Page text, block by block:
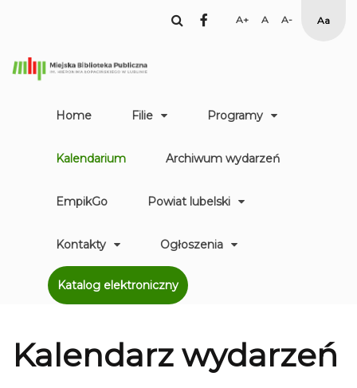
facebook
Set Set
Smaller
High
Home Filie Programy
Kalendarium Archiwum wydarzeń
EmpikGo Powiat lubelski
Kontakty Ogłoszenia
Katalog elektroniczny
Kalendarz wydarzeń